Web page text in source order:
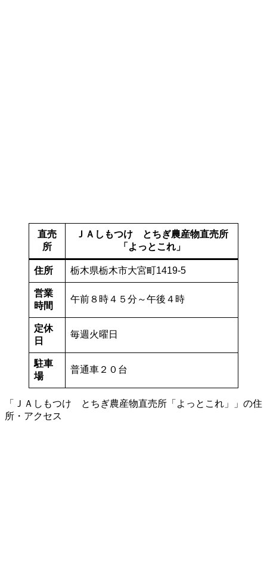
直売
所
ＪＡしもつけ とちぎ農産物直売所
「よっとこれ」
住所 栃木県栃木市大宮町1419-5
営業
時間
午前８時４５分～午後４時
定休
日
毎週火曜日
駐車
場
普通車２０台
「ＪＡしもつけ とちぎ農産物直売所「よっとこれ」」の住
所・アクセス